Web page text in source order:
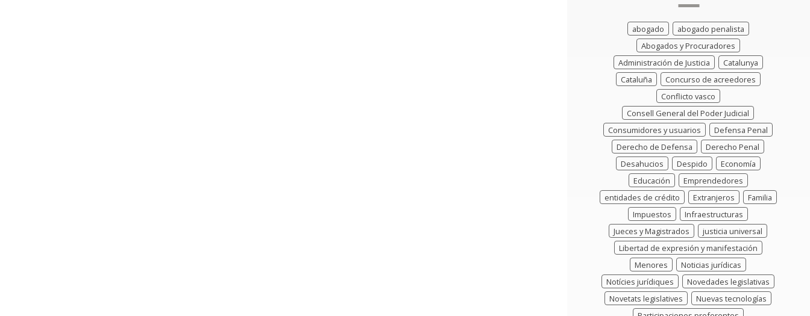
abogado
abogado penalista
Abogados y Procuradores
Administración de Justicia
Catalunya
Cataluña
Concurso de acreedores
Conflicto vasco
Consell General del Poder Judicial
Consumidores y usuarios
Defensa Penal
Derecho de Defensa
Derecho Penal
Desahucios
Despido
Economía
Educación
Emprendedores
entidades de crédito
Extranjeros
Familia
Impuestos
Infraestructuras
Jueces y Magistrados
justicia universal
Libertad de expresión y manifestación
Menores
Noticias jurídicas
Notícies jurídiques
Novedades legislativas
Novetats legislatives
Nuevas tecnologías